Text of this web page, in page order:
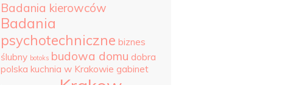
Badania kierowców
Badania
psychotechniczne biznes
ślubny botoks budowa domu dobra
polska kuchnia w Krakowie gabinet